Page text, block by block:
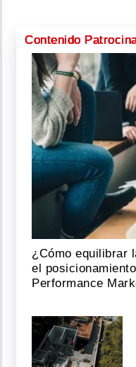
Contenido
¿Cómo equilibrar
el
Performance